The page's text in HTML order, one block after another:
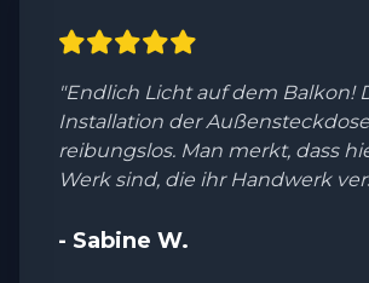
"Endlich Licht auf dem Balkon!
Installation der
reibungslos. Man merkt, dass
Werk sind, die ihr Handwerk
- Sabine W.